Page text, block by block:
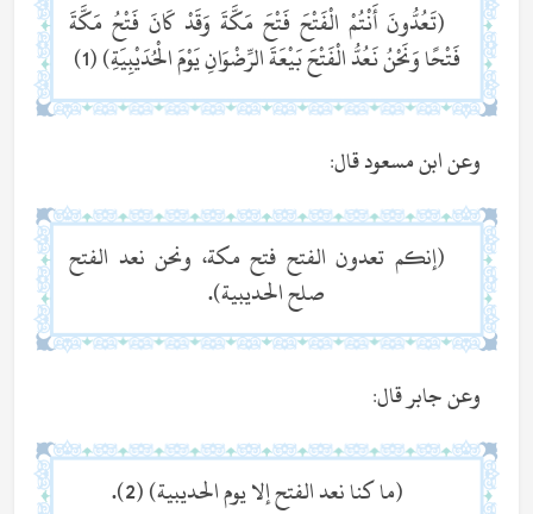
(تَعُدُّونَ أَنْتُمْ الْفَتْحَ فَتْحَ مَكَّةَ وَقَدْ كَانَ فَتْحُ مَكَّةَ
فَتْحًا وَنَحْنُ نَعُدُّ الْفَتْحَ بَيْعَةَ الرِّضْوَانِ يَوْمَ الْحُدَيْبِيَةِ) (1)
وعن ابن مسعود قال:
(إنكم تعدون الفتح فتح مكة، ونحن نعد الفتح
صلح الحديبية).
وعن جابر قال:
(ما كنا نعد الفتح إلا يوم الحديبية) (2).